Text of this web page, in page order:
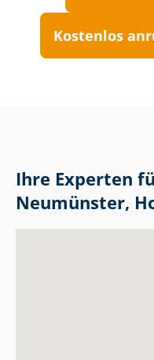
Kostenlos
Ihre Experten
Neumünster,